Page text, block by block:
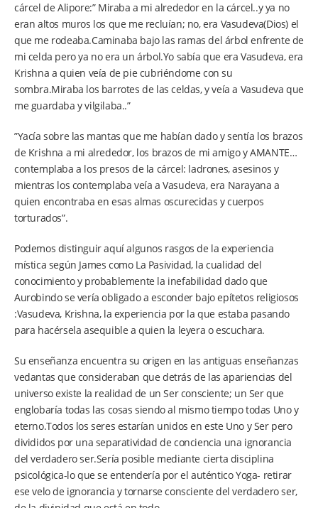
cárcel de Alipore:” Miraba a mi alrededor en la cárcel..y ya no
eran altos muros los que me recluían; no, era Vasudeva(Dios) el
que me rodeaba.Caminaba bajo las ramas del árbol enfrente de
mi celda pero ya no era un árbol.Yo sabía que era Vasudeva, era
Krishna a quien veía de pie cubriéndome con su
sombra.Miraba los barrotes de las celdas, y veía a Vasudeva que
me guardaba y vilgilaba..”
”Yacía sobre las mantas que me habían dado y sentía los brazos
de Krishna a mi alrededor, los brazos de mi amigo y AMANTE…
contemplaba a los presos de la cárcel: ladrones, asesinos y
mientras los contemplaba veía a Vasudeva, era Narayana a
quien encontraba en esas almas oscurecidas y cuerpos
torturados”.
Podemos distinguir aquí algunos rasgos de la experiencia
mística según James como La Pasividad, la cualidad del
conocimiento y probablemente la inefabilidad dado que
Aurobindo se vería obligado a esconder bajo epítetos religiosos
:Vasudeva, Krishna, la experiencia por la que estaba pasando
para hacérsela asequible a quien la leyera o escuchara.
Su enseñanza encuentra su origen en las antiguas enseñanzas
vedantas que consideraban que detrás de las apariencias del
universo existe la realidad de un Ser consciente; un Ser que
englobaría todas las cosas siendo al mismo tiempo todas Uno y
eterno.Todos los seres estarían unidos en este Uno y Ser pero
divididos por una separatividad de conciencia una ignorancia
del verdadero ser.Sería posible mediante cierta disciplina
psicológica-lo que se entendería por el auténtico Yoga- retirar
ese velo de ignorancia y tornarse consciente del verdadero ser,